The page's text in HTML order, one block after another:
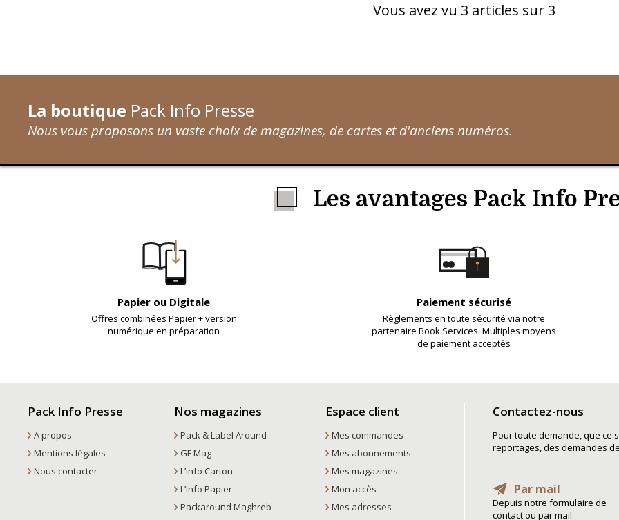
Vous avez vu 3 articles sur 3
La boutique Pack Info Presse
Nous vous proposons un vaste choix de magazines, de cartes et d'anciens numéros.
Les avantages Pack Info
Papier ou Digitale
Offres combinées Papier + version
numérique en préparation
Paiement sécurisé
Règlements en toute sécurité via notre
partenaire Book Services. Multiples moyens
de paiement acceptés
Pack Info Presse
A propos
Mentions légales
Nous contacter
Nos magazines
Pack & Label Around
GF Mag
L’info Carton
L’Info Papier
Packaround Maghreb
Espace client
Mes commandes
Mes abonnements
Mes magazines
Mon accès
Mes adresses
Contactez-nous
Pour toute demande, que ce
reportages, des demandes
Par mail
Depuis notre formulaire de
contact ou par mail: